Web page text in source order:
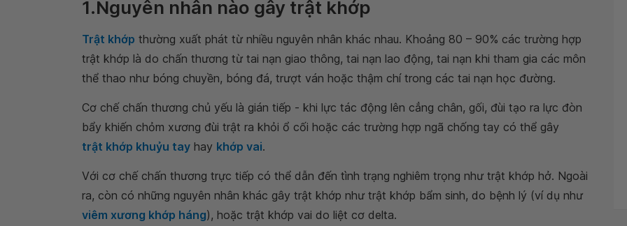
1.Nguyên nhân nào gây trật khớp
Trật khớp thường xuất phát từ nhiều nguyên nhân khác nhau. Khoảng 80 – 90% các trường hợp
trật khớp là do chấn thương từ tai nạn giao thông, tai nạn lao động, tai nạn khi tham gia các môn
thể thao như bóng chuyền, bóng đá, trượt ván hoặc thậm chí trong các tai nạn học đường.
Cơ chế chấn thương chủ yếu là gián tiếp - khi lực tác động lên cẳng chân, gối, đùi tạo ra lực đòn
bẩy khiến chỏm xương đùi trật ra khỏi ổ cối hoặc các trường hợp ngã chống tay có thể gây
trật khớp khuỷu tay hay khớp vai.
Với cơ chế chấn thương trực tiếp có thể dẫn đến tình trạng nghiêm trọng như trật khớp hở. Ngoài
ra, còn có những nguyên nhân khác gây trật khớp như trật khớp bẩm sinh, do bệnh lý (ví dụ như
viêm xương khớp háng), hoặc trật khớp vai do liệt cơ delta.